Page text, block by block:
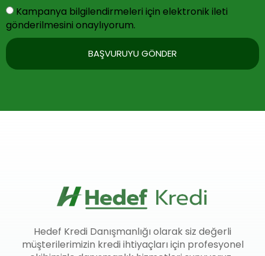
Kampanya bilgilendirmeleri için elektronik ileti
gönderilmesini onaylıyorum.
BAŞVURUYU GÖNDER
Hedef Kredi Danışmanlığı olarak siz değerli
müşterilerimizin kredi ihtiyaçları için profesyonel